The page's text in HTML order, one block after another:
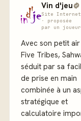
Vin d'jeu
Site Internet
· proposée
par un joueur
Avec son petit
Five Tribes,
séduit par sa
de prise en main
combinée à un
stratégique et
calculatoire